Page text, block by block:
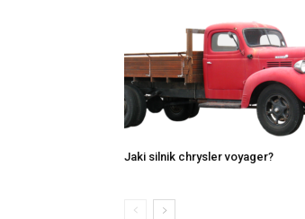
Jaki silnik chrysler voyager?